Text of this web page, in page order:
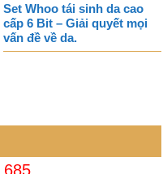
Set Whoo tái sinh da cao
cấp 6 Bit – Giải quyết mọi
vấn đề về da.
685